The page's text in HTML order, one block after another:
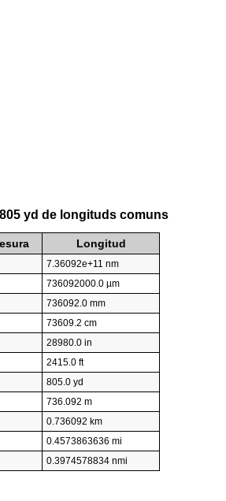
yd de longituds comuns
Longitud
7.36092e+11 nm
736092000.0 µm
736092.0 mm
73609.2 cm
28980.0 in
2415.0 ft
805.0 yd
736.092 m
0.736092 km
0.4573863636 mi
0.3974578834 nmi